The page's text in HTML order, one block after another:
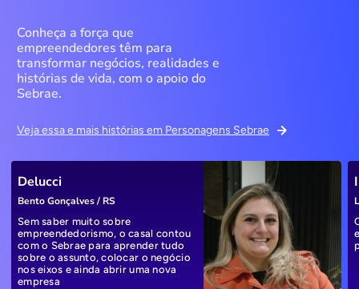
Conheça a força que
empreendedores têm para
transformar negócios, realidades e
histórias de vida, com o apoio do
Sebrae.
Veja essa e mais histórias em Personagens Sebrae
Delucci
Bento Gonçalves / RS
Sem saber muito sobre
empreendedorismo, o casal contou
com o Sebrae para aprender tudo
sobre o assunto, colocar o negócio
nos eixos e ainda abrir uma nova
empresa